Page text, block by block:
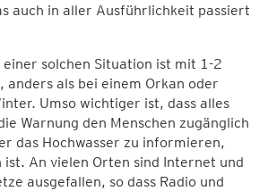
auch in aller Ausführlichkeit passiert
solchen Situation ist mit 1-2
anders als bei einem Orkan oder
Umso wichtiger ist, dass alles
Warnung den Menschen zugänglich
das Hochwasser zu informieren,
ist. An vielen Orten sind Internet und
ausgefallen, so dass Radio und